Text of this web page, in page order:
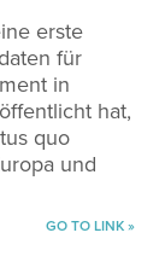
erste
für
in
hat,
quo
und
GO TO LINK »